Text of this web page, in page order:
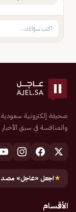
والمنافسة في سبق
★اجعل «عاجل»
الأقسام